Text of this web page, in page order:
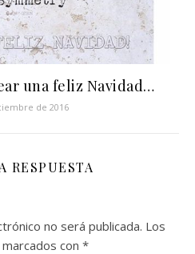
una feliz Navidad…
de 2016
RESPUESTA
no será publicada. Los
con *